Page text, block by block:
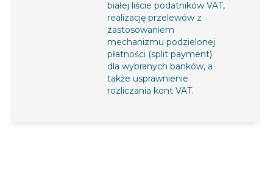
białej liście podatników VAT,
realizację przelewów z
zastosowaniem
mechanizmu podzielonej
płatności (split payment)
dla wybranych banków, a
także usprawnienie
rozliczania kont VAT.